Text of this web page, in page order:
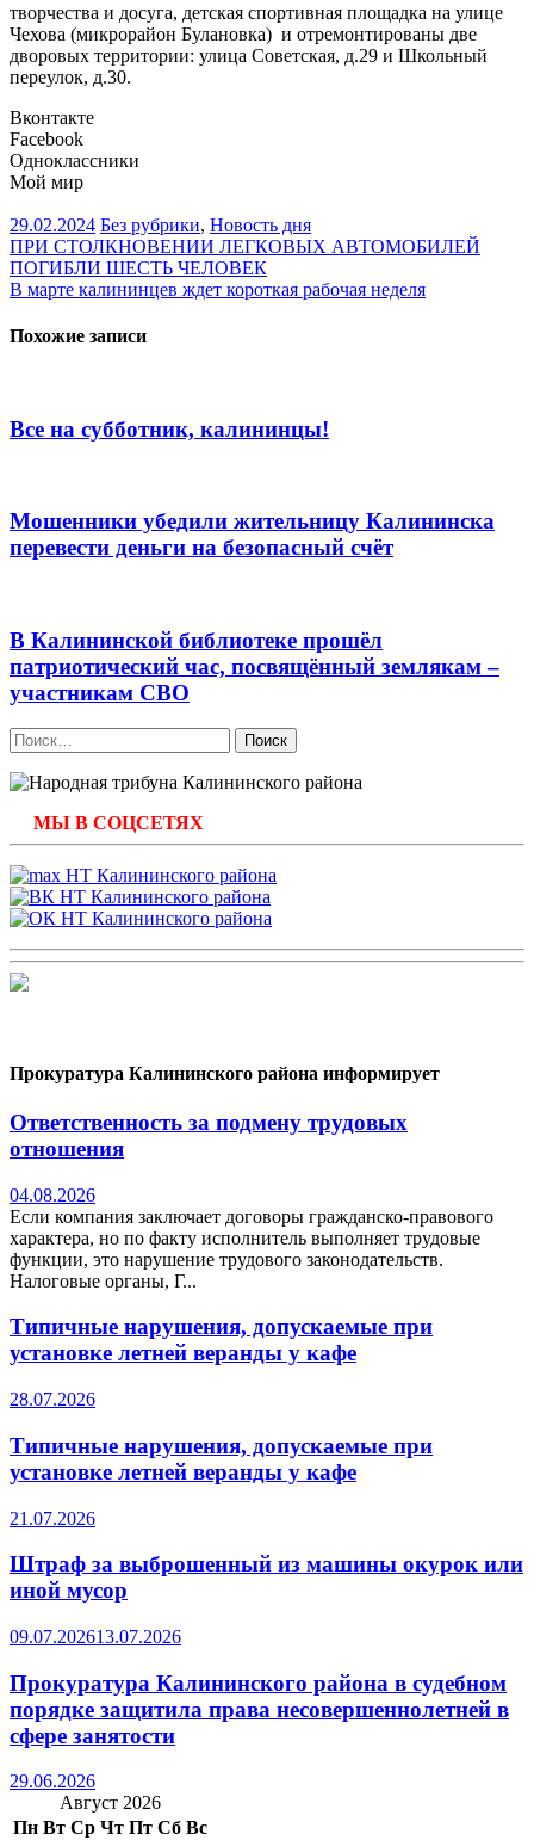
творчества и досуга, детская спортивная площадка на улице
Чехова (микрорайон Булановка) и отремонтированы две
дворовых территории: улица Советская, д.29 и Школьный
переулок, д.30.
Вконтакте
Facebook
Одноклассники
Мой мир
29.02.2024 Без рубрики, Новость дня
Навигация
по
ПРИ СТОЛКНОВЕНИИ ЛЕГКОВЫХ АВТОМОБИЛЕЙ
ПОГИБЛИ ШЕСТЬ ЧЕЛОВЕК
В марте калининцев ждет короткая рабочая неделя
Похожие записи
Все на субботник, калининцы!
Мошенники убедили жительницу Калининска
перевести деньги на безопасный счёт
В Калининской библиотеке прошёл
патриотический час, посвящённый землякам –
участникам СВО
Найти:
МЫ В СОЦСЕТЯХ
Прокуратура Калининского района информирует
Ответственность за подмену трудовых
отношения
04.08.2026
Если компания заключает договоры гражданско-правового
характера, но по факту исполнитель выполняет трудовые
функции, это нарушение трудового законодательств.
Налоговые органы, Г...
Типичные нарушения, допускаемые при
установке летней веранды у кафе
28.07.2026
Типичные нарушения, допускаемые при
установке летней веранды у кафе
21.07.2026
Штраф за выброшенный из машины окурок или
иной мусор
09.07.202613.07.2026
Прокуратура Калининского района в судебном
порядке защитила права несовершеннолетней в
сфере занятости
29.06.2026
Август 2026
Пн Вт Ср Чт Пт Сб Вс